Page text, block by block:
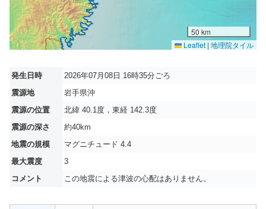
50 km
Leaflet | 地理院タイル
発生日時
2026年07月08日 16時35分ごろ
震源地
岩手県沖
震源の位置
北緯 40.1度，東経 142.3度
震源の深さ
約40km
地震の規模
マグニチュード 4.4
最大震度
3
コメント
この地震による津波の心配はありません。